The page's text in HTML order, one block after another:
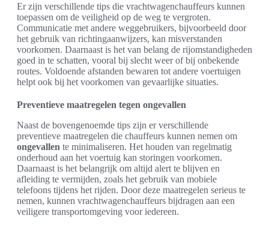
Er zijn verschillende tips die vrachtwagenchauffeurs kunnen
toepassen om de veiligheid op de weg te vergroten.
Communicatie met andere weggebruikers, bijvoorbeeld door
het gebruik van richtingaanwijzers, kan misverstanden
voorkomen. Daarnaast is het van belang de rijomstandigheden
goed in te schatten, vooral bij slecht weer of bij onbekende
routes. Voldoende afstanden bewaren tot andere voertuigen
helpt ook bij het voorkomen van gevaarlijke situaties.
Preventieve maatregelen tegen ongevallen
Naast de bovengenoemde tips zijn er verschillende
preventieve maatregelen die chauffeurs kunnen nemen om
ongevallen te minimaliseren. Het houden van regelmatig
onderhoud aan het voertuig kan storingen voorkomen.
Daarnaast is het belangrijk om altijd alert te blijven en
afleiding te vermijden, zoals het gebruik van mobiele
telefoons tijdens het rijden. Door deze maatregelen serieus te
nemen, kunnen vrachtwagenchauffeurs bijdragen aan een
veiligere transportomgeving voor iedereen.